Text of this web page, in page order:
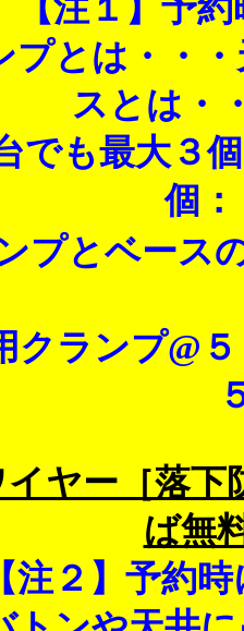
【注１】予
プとは・・
スとは・
でも最大３
個
プとベース
クランプ@
イヤー［落
ば無
【注２】予約